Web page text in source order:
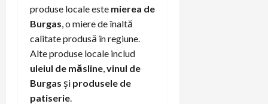
produse locale este mierea de
Burgas , o miere de înaltă
calitate produsă în regiune.
Alte produse locale includ
uleiul de măsline vinul de
Burgas și produsele de
patiserie